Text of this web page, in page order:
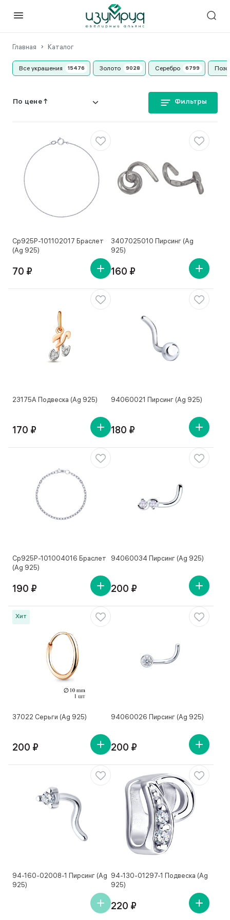
Главная Каталог
Все украшения Золото Серебро
Фильтры
Ср925Р-101102017 Браслет
(Ag 925)
70 ₽
3407025010 Пирсинг (Ag
925)
160 ₽
23175А Подвеска (Ag 925)
170 ₽
94060021 Пирсинг (Ag 925)
180 ₽
Ср925Р-101004016 Браслет
(Ag 925)
190 ₽
94060034 Пирсинг (Ag 925)
200 ₽
Хит
37022 Серьги (Ag 925)
200 ₽
94060026 Пирсинг (Ag 925)
200 ₽
94-160-02008-1 Пирсинг (Ag
925)
94-130-01297-1 Подвеска (Ag
925)
220 ₽